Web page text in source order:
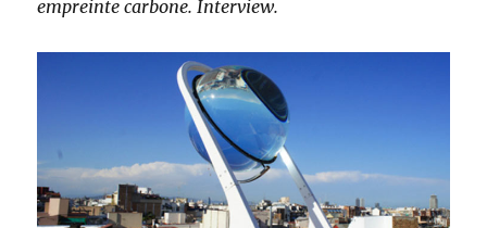
empreinte carbone. Interview.